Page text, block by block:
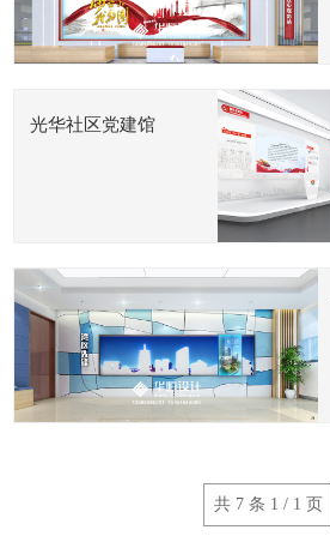
光华社区党建馆
共 7 条 1 / 1 页